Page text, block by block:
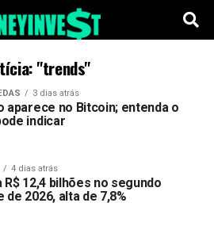
"trends"
3 dias atrás
aparece no Bitcoin; entenda o
indicar
4 dias atrás
R$ 12,4 bilhões no segundo
2026, alta de 7,8%